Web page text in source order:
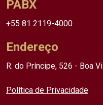
PABX
+55 81 2119-4000
Endereço
R. do Príncipe, 526 - Boa
Política de Privacidade